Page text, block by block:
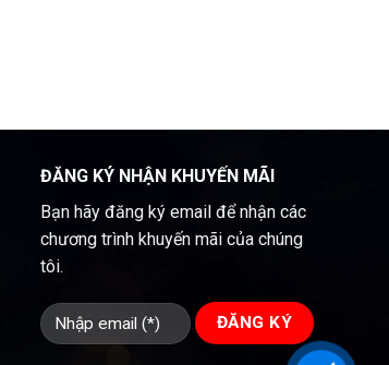
ĐĂNG KÝ NHẬN KHUYẾN MÃI
Bạn hãy đăng ký email để nhận các
chương trình khuyến mãi của chúng
tôi.